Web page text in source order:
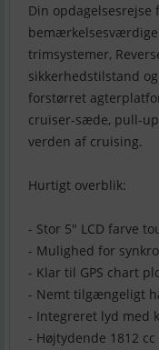
Din
trimsystemer,
sikkerhedstilstand
forstørret
cruiser-sæde, pull-
verden af cruising.
Hurtigt overblik:
- Stor 5" LCD farve
- Mulighed for
- Klar til GPS chart
- Nemt tilgængeligt
- Integreret lyd med
- Højtydende 1812